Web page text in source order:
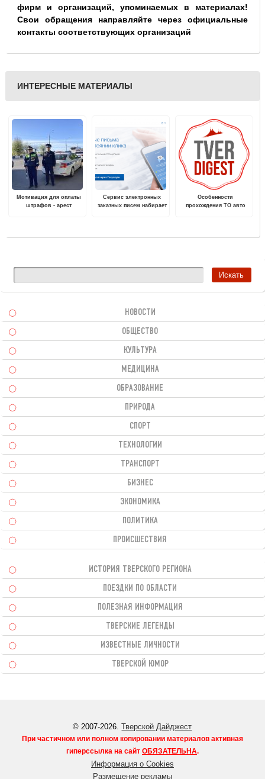
фирм и организаций, упоминаемых в материалах!
Свои обращения направляйте через официальные
контакты соответствующих организаций
ИНТЕРЕСНЫЕ МАТЕРИАЛЫ
Мотивация для оплаты
штрафов - арест
Сервис электронных
заказных писем набирает
Особенности
прохождения ТО авто
НОВОСТИ
ОБЩЕСТВО
КУЛЬТУРА
МЕДИЦИНА
ОБРАЗОВАНИЕ
ПРИРОДА
СПОРТ
ТЕХНОЛОГИИ
ТРАНСПОРТ
БИЗНЕС
ЭКОНОМИКА
ПОЛИТИКА
ПРОИСШЕСТВИЯ
ИСТОРИЯ ТВЕРСКОГО РЕГИОНА
ПОЕЗДКИ ПО ОБЛАСТИ
ПОЛЕЗНАЯ ИНФОРМАЦИЯ
ТВЕРСКИЕ ЛЕГЕНДЫ
ИЗВЕСТНЫЕ ЛИЧНОСТИ
ТВЕРСКОЙ ЮМОР
© 2007-2026.Тверской Дайджест
При частичном или полном копировании материалов активная
гиперссылка на сайт ОБЯЗАТЕЛЬНА.
Информация о Cookies
Размещение рекламы